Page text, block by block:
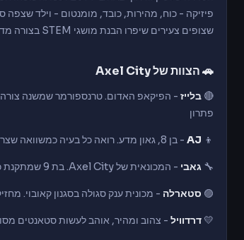
פיזיקה - כוח, מהירות, כובד, מומנטום - וילד
שצופים צעירים שיפרו הבנת מושגי STEM בצורה מדידה.
🚗 הצוות של Axel City
🔴 בלייז - הפיקאפ האדום. טרנספורמר שמשנה צורה
פתרון
👦
AJ - בן 8, גאון מדע. רואה כל בעיה כמשוואה שצריך לפתור. אחראי על כל הטכנולוגיה בתוך בלייז
🔧 גאבי - המכונאית של Axel City. בת 9 שמתקנת כל מכונית שמגיעה לסדנה שלה. הטכנית האמיתית של הסיפור
🟣 סטארלה - מכונית ענק סגולה בסגנון קאובוי.
💛 דרדוויל - צהוב ומהיר, אוהב לעשות סטאנטים